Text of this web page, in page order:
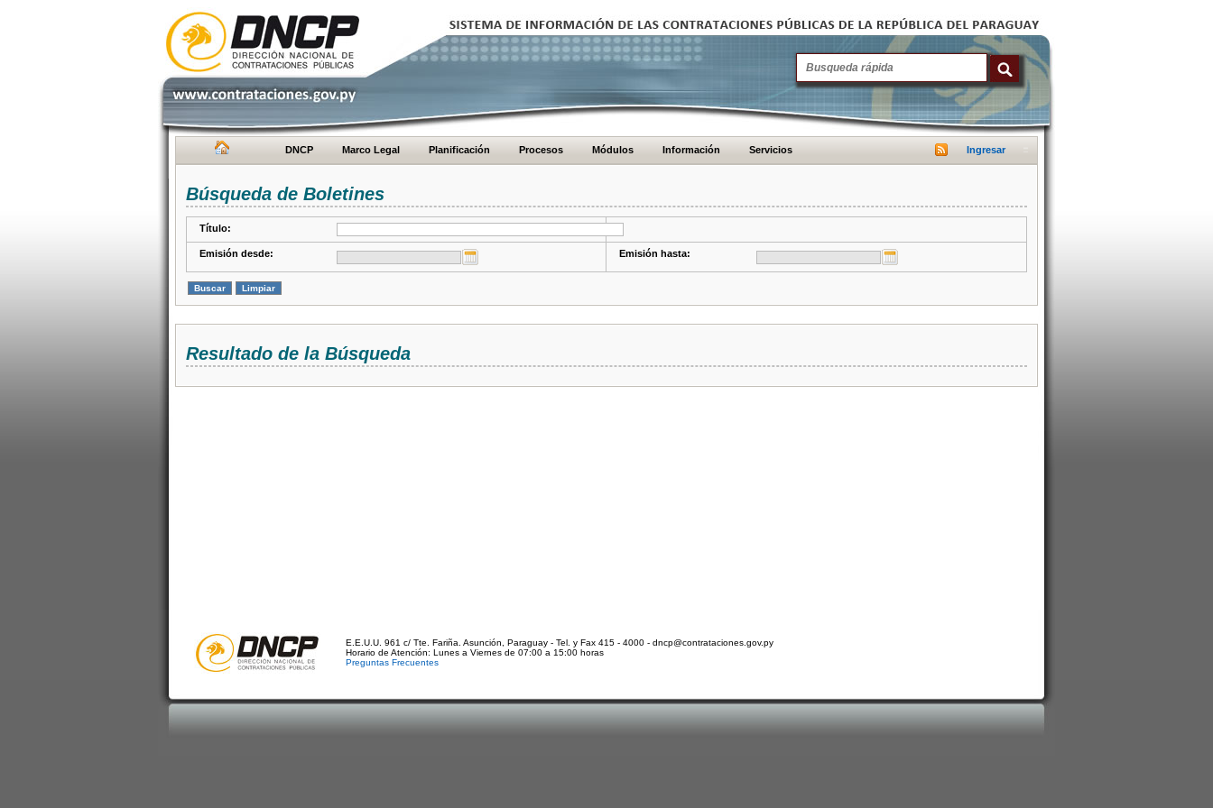
DNCP Marco Legal Planificación Procesos Módulos Información Servicios Ingresar
Búsqueda de Boletines
Título:
Emisión desde: Emisión hasta:
Resultado de la Búsqueda
E.E.U.U. 961 c/ Tte. Fariña. Asunción, Paraguay - Tel. y Fax 415 - 4000 - dncp@contrataciones.gov.py
Horario de Atención: Lunes a Viernes de 07:00 a 15:00 horas
Preguntas Frecuentes